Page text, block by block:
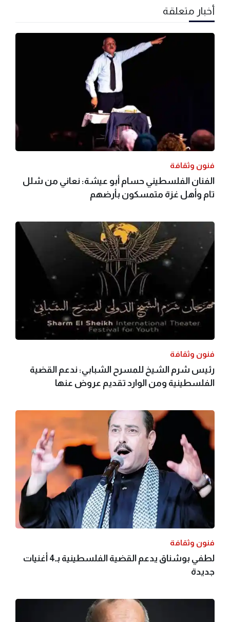
أخبار متعلقة
فنون وثقافة
الفنان الفلسطيني حسام أبو عيشة: نعاني من شلل
تام وأهل غزة متمسكون بأرضهم
فنون وثقافة
رئيس شرم الشيخ للمسرح الشبابي: ندعم القضية
الفلسطينية ومن الوارد تقديم عروض عنها
فنون وثقافة
لطفي بوشناق يدعم القضية الفلسطينية بـ4 أغنيات
جديدة